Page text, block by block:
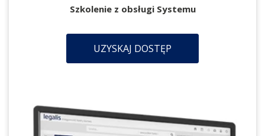
Szkolenie z obsługi Systemu
UZYSKAJ DOSTĘP